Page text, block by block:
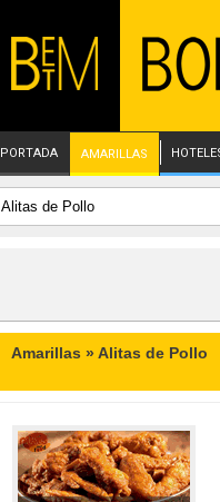
PORTADA AMARILLAS
Amarillas »Alitas de Pollo